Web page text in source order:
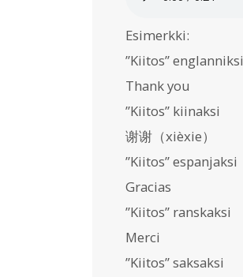
Esimerkki:
”Kiitos” englanniksi
Thank you
”Kiitos” kiinaksi
谢谢（xièxie）
”Kiitos” espanjaksi
Gracias
”Kiitos” ranskaksi
Merci
”Kiitos” saksaksi